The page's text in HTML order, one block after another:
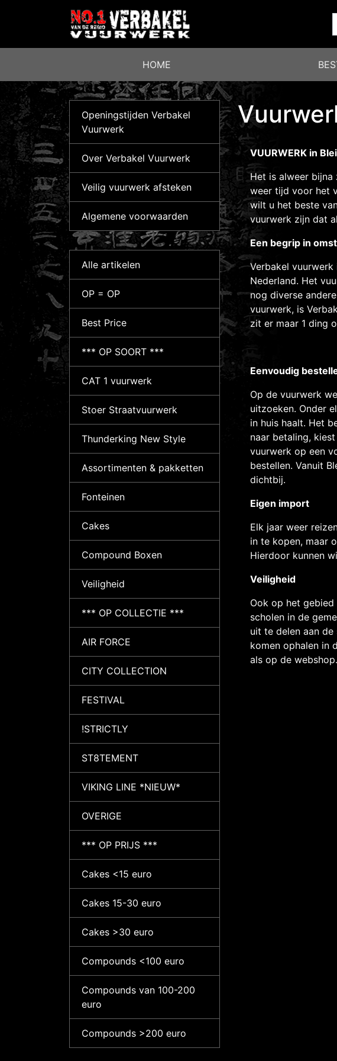
HOME
Openingstijden Verbakel
Vuurwerk
Over Verbakel Vuurwerk
Veilig vuurwerk afsteken
Algemene voorwaarden
Alle artikelen
OP = OP
Best Price
*** OP SOORT ***
CAT 1 vuurwerk
Stoer Straatvuurwerk
Thunderking New Style
Assortimenten & pakketten
Fonteinen
Cakes
Compound Boxen
Veiligheid
*** OP COLLECTIE ***
AIR FORCE
CITY COLLECTION
FESTIVAL
!STRICTLY
ST8TEMENT
VIKING LINE *NIEUW*
OVERIGE
*** OP PRIJS ***
Cakes <15 euro
Cakes 15-30 euro
Cakes >30 euro
Compounds <100 euro
Compounds van 100-200
euro
Compounds >200 euro
VUURWERK in
Het is alweer
weer tijd voor het
wilt u het beste
vuurwerk zijn dat
Een begrip in
Verbakel
Nederland. Het
nog diverse
vuurwerk, is
zit er maar 1 ding
Eenvoudig
Op de vuurwerk
uitzoeken. Onder
in huis haalt. Het
naar betaling,
vuurwerk op een
bestellen. Vanuit
dichtbij.
Eigen import
Elk jaar weer
in te kopen, maar
Hierdoor kunnen
Veiligheid
Ook op het
scholen in de
uit te delen aan
komen ophalen in
als op de webshop.